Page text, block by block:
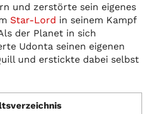
und zerstörte sein eigenes
Star-Lord in seinem Kampf
der Planet in sich
Udonta seinen eigenen
und erstickte dabei selbst